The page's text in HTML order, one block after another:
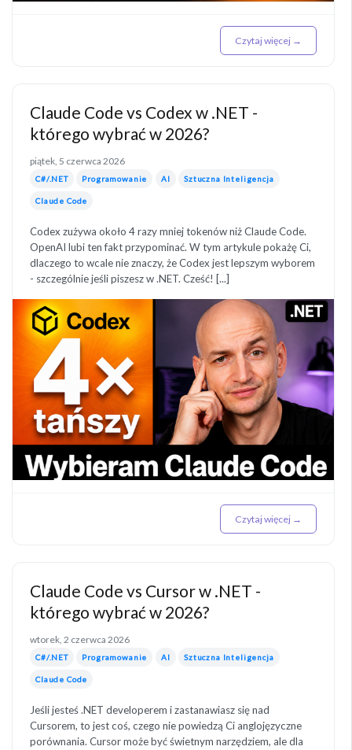
Czytaj więcej →
Claude Code vs Codex w .NET -
którego wybrać w 2026?
piątek, 5 czerwca 2026
C#/.NET Programowanie AI Sztuczna Inteligencja
Claude Code
Codex zużywa około 4 razy mniej tokenów niż Claude Code.
OpenAI lubi ten fakt przypominać. W tym artykule pokażę Ci,
dlaczego to wcale nie znaczy, że Codex jest lepszym wyborem
- szczególnie jeśli piszesz w .NET. Cześć! [...]
Czytaj więcej →
Claude Code vs Cursor w .NET -
którego wybrać w 2026?
wtorek, 2 czerwca 2026
C#/.NET Programowanie AI Sztuczna Inteligencja
Claude Code
Jeśli jesteś .NET developerem i zastanawiasz się nad
Cursorem, to jest coś, czego nie powiedzą Ci anglojęzyczne
porównania. Cursor może być świetnym narzędziem, ale dla